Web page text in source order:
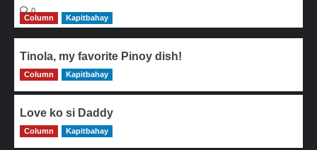
0
Column
Kapitbahay
Tinola, my favorite Pinoy dish!
0
Column Kapitbahay
Love ko si Daddy
0
Column Kapitbahay